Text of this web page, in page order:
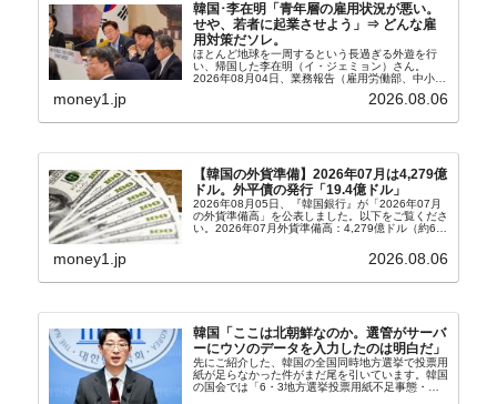
韓国･李在明「青年層の雇用状況が悪い。
せや、若者に起業させよう」⇒ どんな雇
用対策だソレ。
ほとんど地球を一周するという長過ぎる外遊を行
い、帰国した李在明（イ・ジェミョン）さん。
2026年08月04日、業務報告（雇用労働部、中小ベ
ンチャー企業部、公正取引委員会）を主催。この席
上、韓国大統領に成りおおせた李在明（イ・ジェミ
money1.jp 2026.08.06
【韓国の外貨準備】2026年07月は4,279億
ドル。外平債の発行「19.4億ドル」
2026年08月05日、『韓国銀行』が「2026年07月
の外貨準備高」を公表しました。以下をご覧くださ
い。2026年07月外貨準備高：4,279億ドル（約67
money1.jp 2026.08.06
韓国「ここは北朝鮮なのか。選管がサーバ
ーにウソのデータを入力したのは明白だ」
先にご紹介した、韓国の全国同時地方選挙で投票用
紙が足らなかった件がまだ尾を引いています。韓国
の国会では「6・3地方選挙投票用紙不足事態・国